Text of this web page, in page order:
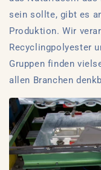
sein sollte, gibt es
Produktion. Wir
Recyclingpolyester
Gruppen finden
allen Branchen